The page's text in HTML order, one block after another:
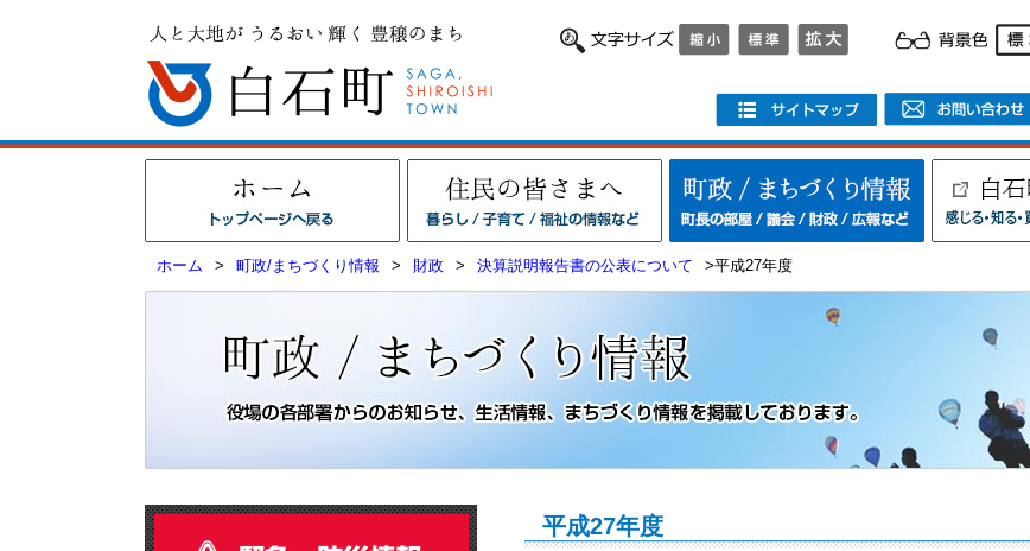
ホーム > 町政/まちづくり情報 > 財政 > 決算説明報告書の公表について >平成27年度
平成27年度